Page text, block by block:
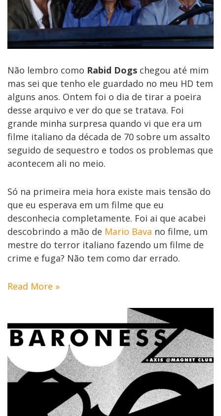
Não lembro como Rabid Dogs chegou até mim
mas sei que tenho ele guardado no meu HD tem
alguns anos. Ontem foi o dia de tirar a poeira
desse arquivo e ver do que se tratava. Foi
grande minha surpresa quando vi que era um
filme italiano da década de 70 sobre um assalto
seguido de sequestro e todos os problemas que
acontecem ali no meio.
Só na primeira meia hora existe mais tensão do
que eu esperava em um filme que eu
desconhecia completamente. Foi ai que acabei
descobrindo a mão de Mario Bava no filme, um
mestre do terror italiano fazendo um filme de
crime e fuga? Não tem como dar errado.
Read More »